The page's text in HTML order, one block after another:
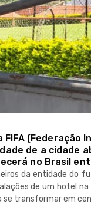
(Federação
de a cidade
no Brasil
da entidade do
de um hotel
se transformar em